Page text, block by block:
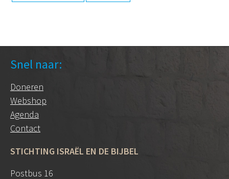
Snel naar:
Doneren
Webshop
Agenda
Contact
STICHTING ISRAËL EN DE BIJBEL
Postbus 16